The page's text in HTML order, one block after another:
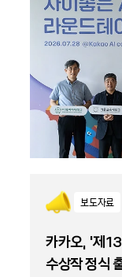
보도자료
카카오, '제
수상작 정식